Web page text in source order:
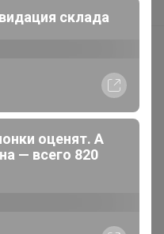
ваших изображений
чисел
склада
оценят. А
— всего 820